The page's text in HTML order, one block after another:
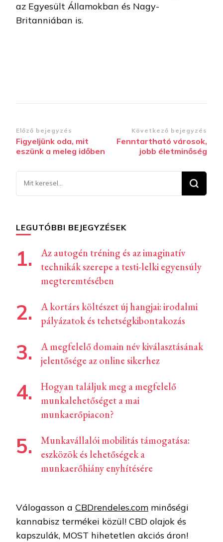
az Egyesült Államokban és Nagy-
Britanniában is.
Bejegyzések
navigációja
Előző bejegyzés
Figyeljünk oda, mit
eszünk a meleg időben
Következő bejegyzés
Fenntartható városok,
jobb életminőség
Keresel
valamit?
LEGUTÓBBI BEJEGYZÉSEK
Az autogén tréning és az imaginatív
technikák szerepe a testi-lelki egyensúly
megteremtésében
A kortárs költészet új hangjai: irodalmi
pályázatok és tehetségkibontakozás
A megfelelő domain név kiválasztásának
jelentősége az online sikerhez
Hogyan találjuk meg a megfelelő
munkalehetőséget a mai
munkaerőpiacon?
Munkavállalói mobilitás támogatása:
eszközök és lehetőségek a
munkaerőhiány enyhítésére
Válogasson a CBDrendeles.com minőségi
kannabisz termékei közül! CBD olajok és
kapszulák, MOST hihetetlen akciós áron!